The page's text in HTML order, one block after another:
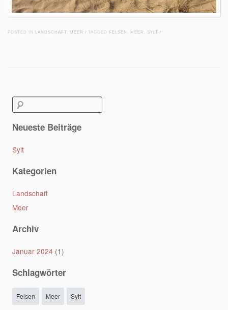
POSTED IN LANDSCHAFT MEER / TAGGED FELSEN MEER SYLT /
Suchen
Neueste Beiträge
Sylt
Kategorien
Landschaft
Meer
Archiv
Januar 2024 (1)
Schlagwörter
Felsen Meer Sylt